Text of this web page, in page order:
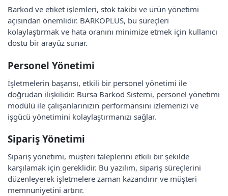
Barkod ve etiket işlemleri, stok takibi ve ürün yönetimi
açısından önemlidir. BARKOPLUS, bu süreçleri
kolaylaştırmak ve hata oranını minimize etmek için kullanıcı
dostu bir arayüz sunar.
Personel Yönetimi
İşletmelerin başarısı, etkili bir personel yönetimi ile
doğrudan ilişkilidir. Bursa Barkod Sistemi, personel yönetimi
modülü ile çalışanlarınızın performansını izlemenizi ve
işgücü yönetimini kolaylaştırmanızı sağlar.
Sipariş Yönetimi
Sipariş yönetimi, müşteri taleplerini etkili bir şekilde
karşılamak için gereklidir. Bu yazılım, sipariş süreçlerini
düzenleyerek işletmelere zaman kazandırır ve müşteri
memnuniyetini artırır.